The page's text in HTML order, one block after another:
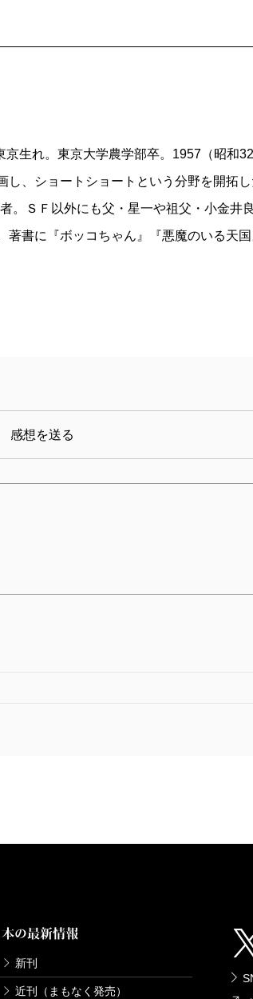
も、脳がひらめくときのしくみを
に思えた。そして私は、外でのイ
まの声を、なつかしい想いで聴い
京生れ。東京大学農学部卒。1957（昭和
し、ショートショートという分野を開拓
。ＳＦ以外にも父・星一や祖父・小金井
著書に『ボッコちゃん』『悪魔のいる天
感想を送る
本の最新情報
新刊
近刊（まもなく発売）